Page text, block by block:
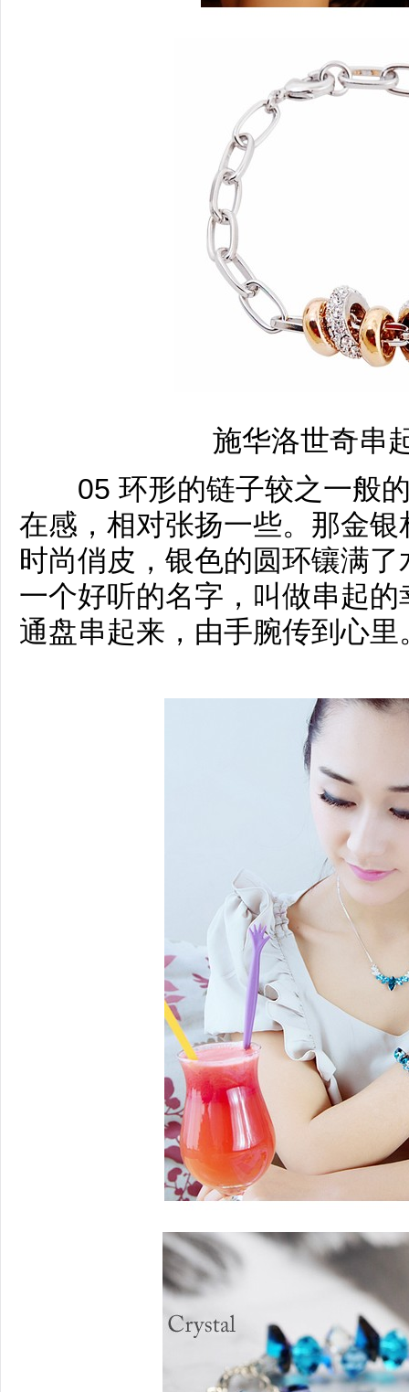
施华洛世奇串
05 环形的链子较之一般的
在感，相对张扬一些。那金
时尚俏皮，银色的圆环镶满
一个好听的名字，叫做串起
通盘串起来，由手腕传到心里